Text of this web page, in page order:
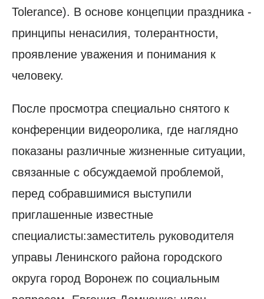
Tolerance). В основе концепции праздника -
принципы ненасилия, толерантности,
проявление уважения и понимания к
человеку.
После просмотра специально снятого к
конференции видеоролика, где наглядно
показаны различные жизненные ситуации,
связанные с обсуждаемой проблемой,
перед собравшимися выступили
приглашенные известные
специалисты:заместитель руководителя
управы Ленинского района городского
округа город Воронеж по социальным